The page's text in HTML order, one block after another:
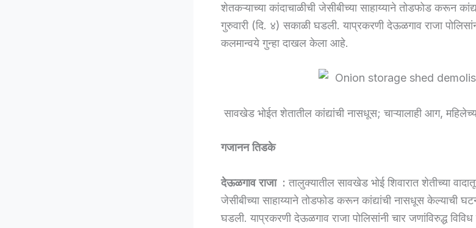
शेतकऱ्याच्या कांदाचाळीची जेसीबीच्या साहाय्याने तोडफोड करून
गुरुवारी (दि. ४) सकाळी घडली. याप्रकरणी देऊळगाव राजा
कलमान्वये गुन्हा दाखल केला आहे.
सावखेड भोईत शेतातील कांद्यांची नासधूस; चाऱ्यालाही आग,
गजानन तिडके
देऊळगाव राजा : तालुक्यातील सावखेड भोई शिवारात शेतीच्या
जेसीबीच्या साहाय्याने तोडफोड करून कांद्यांची नासधूस केल्याची
घडली. याप्रकरणी देऊळगाव राजा पोलिसांनी चार जणांविरुद्ध